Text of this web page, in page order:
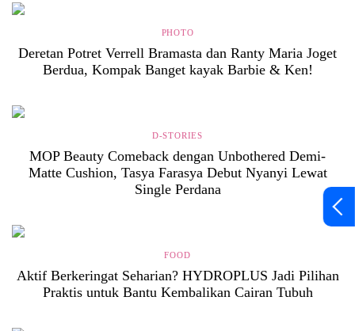
PHOTO
Deretan Potret Verrell Bramasta dan Ranty Maria Joget
Berdua, Kompak Banget kayak Barbie & Ken!
D-STORIES
MOP Beauty Comeback dengan Unbothered Demi-
Matte Cushion, Tasya Farasya Debut Nyanyi Lewat
Single Perdana
FOOD
Aktif Berkeringat Seharian? HYDROPLUS Jadi Pilihan
Praktis untuk Bantu Kembalikan Cairan Tubuh